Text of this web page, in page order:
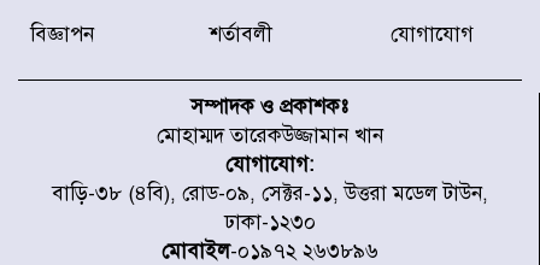
নতুন উদ্যোগ নিকুঞ্জ-টানপাড়ায়
নবনির্বাচিত কার্যনির্বাহী পরিষদের
উদ্যোগে উত্তরা ১৩ নং সেক্টর-এ
পরিষ্কার-পরিচ্ছন্নতা অভিযান
বিজ্ঞাপন শর্তাবলী যোগাযোগ
সম্পাদক ও প্রকাশকঃ
মোহাম্মদ তারেকউজ্জামান খান
যোগাযোগ:
বাড়ি-৩৮ (৪বি), রোড-০৯, সেক্টর-১১, উত্তরা মডেল টাউন,
ঢাকা-১২৩০
মোবাইল-০১৯৭২ ২৬৩৮৯৬